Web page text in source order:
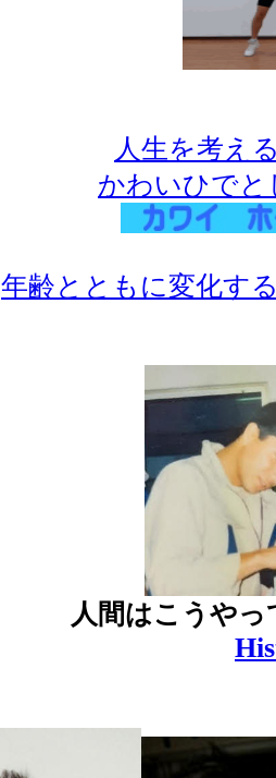
人生を考え
かわいひでと
年齢とともに変化す
人間はこうや